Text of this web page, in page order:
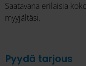
Saatavana erilaisia
myyjältäsi.
Pyydä tarjous